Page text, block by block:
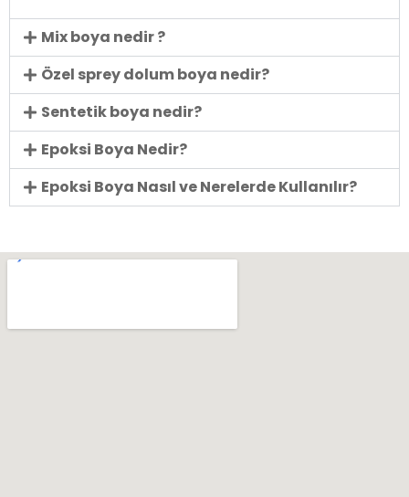
Mix boya nedir ?
Özel sprey dolum boya nedir?
Sentetik boya nedir?
Epoksi Boya Nedir?
Epoksi Boya Nasıl ve Nerelerde Kullanılır?